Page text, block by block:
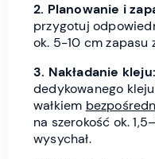
2. Planowanie i
przygotuj
ok. 5-10 cm zapasu
3. Nakładanie kleju:
dedykowanego
wałkiem
na szerokość ok.
wysychał.